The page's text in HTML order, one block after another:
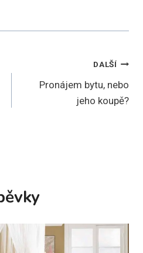
DALŠÍ
Pronájem bytu, nebo
jeho koupě?